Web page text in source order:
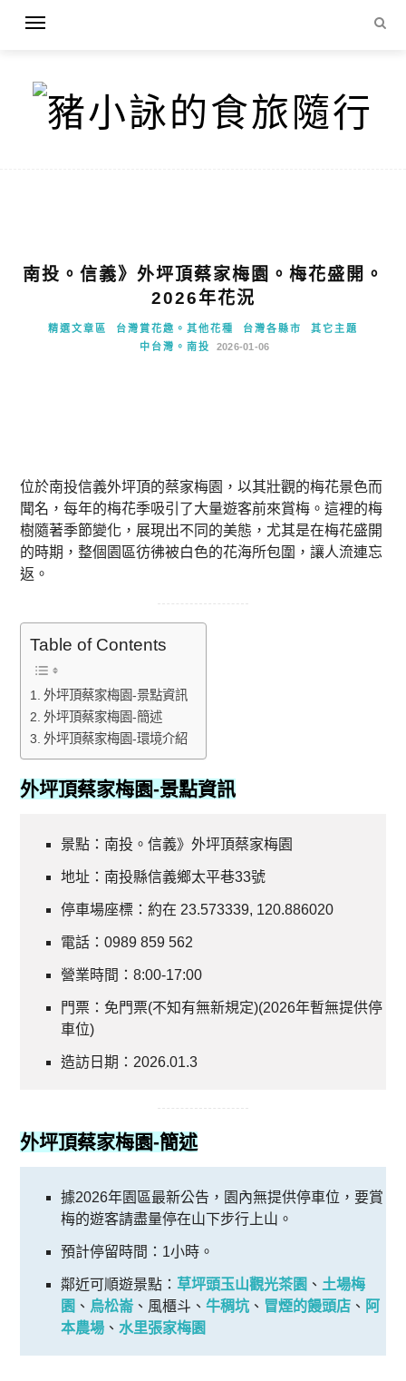
南投。信義》外坪頂蔡家梅園。梅花盛開。
2026年花況
精選文章區 台灣賞花趣。其他花種 台灣各縣市
其它主題
中台灣。南投
2026-01-06
位於南投信義外坪頂的蔡家梅園，以其壯觀的梅花景色而
聞名，每年的梅花季吸引了大量遊客前來賞梅。這裡的梅
樹隨著季節變化，展現出不同的美態，尤其是在梅花盛開
的時期，整個園區彷彿被白色的花海所包圍，讓人流連忘
返。
Table of Contents
外坪頂蔡家梅園-景點資訊
外坪頂蔡家梅園-簡述
外坪頂蔡家梅園-環境介紹
外坪頂蔡家梅園-景點資訊
景點：南投。信義》外坪頂蔡家梅園
地址：南投縣信義鄉太平巷33號
停車場座標：約在 23.573339, 120.886020
電話：0989 859 562
營業時間：8:00-17:00
門票：免門票(不知有無新規定)(2026年暫無提供停
車位)
造訪日期：2026.01.3
外坪頂蔡家梅園-簡述
據2026年園區最新公告，園內無提供停車位，要賞
梅的遊客請盡量停在山下步行上山。
預計停留時間：1小時。
鄰近可順遊景點： 草坪頭玉山觀光茶園 、 土場梅
園 、 烏松崙、風櫃斗、牛稠坑 、 冒煙的饅頭店 、 阿
本農場 、水里張家梅園